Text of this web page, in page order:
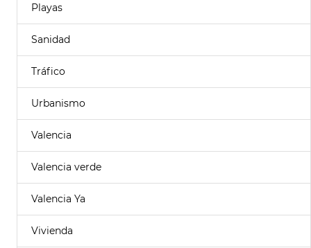
Playas
Sanidad
Tráfico
Urbanismo
Valencia
Valencia verde
Valencia Ya
Vivienda